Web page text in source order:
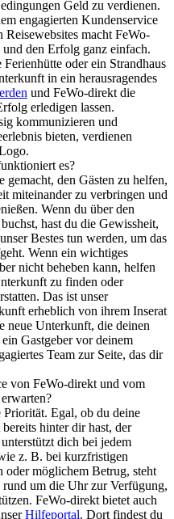
Geld zu verdienen.
engagierten Kundenservice
Reisewebsites macht FeWo-
den Erfolg ganz einfach.
oder ein Strandhaus
in ein herausragendes
und FeWo-direkt die
erledigen lassen.
kommunizieren und
bieten, verdienen
es?
gemacht, den Gästen zu helfen,
miteinander zu verbringen und
Wenn du über den
buchst, hast du die Gewissheit,
Bestes tun werden, um das
Wenn ein wichtiges
nicht beheben kann, helfen
zu finden oder
Das ist unser
erheblich von ihrem Inserat
neue Unterkunft, die deinen
Gastgeber vor deinem
Team zur Seite, das dir
von FeWo-direkt und vom
Priorität. Egal, ob du deine
hinter dir hast, der
dich bei jedem
z. B. bei kurzfristigen
oder möglichem Betrug, steht
um die Uhr zur Verfügung,
FeWo-direkt bietet auch
Hilfeportal. Dort findest du